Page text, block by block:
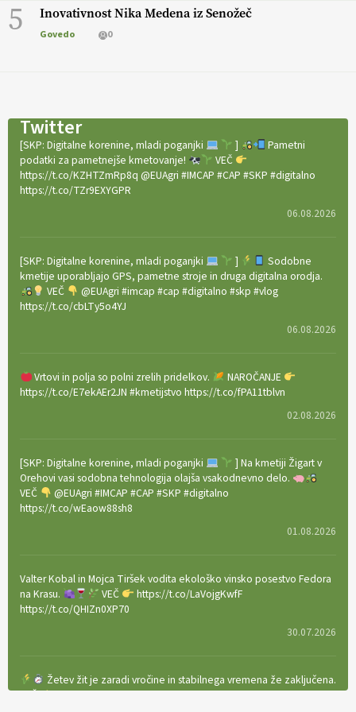
5 Inovativnost Nika Medena iz Senožeč
Govedo 0
Twitter
[SKP: Digitalne korenine, mladi poganjki ]
Pametni
podatki za pametnejše kmetovanje!
VEČ
https://t.co/KZHTZmRp8q @EUAgri #IMCAP #CAP #SKP #digitalno
https://t.co/TZr9EXYGPR
06.08.2026
[SKP: Digitalne korenine, mladi poganjki ]
Sodobne
kmetije uporabljajo GPS, pametne stroje in druga digitalna orodja.
VEČ
@EUAgri #imcap #cap #digitalno #skp #vlog
https://t.co/cbLTy5o4YJ
06.08.2026
Vrtovi in polja so polni zrelih pridelkov.
NAROČANJE
https://t.co/E7ekAEr2JN #kmetijstvo https://t.co/fPA11tblvn
02.08.2026
[SKP: Digitalne korenine, mladi poganjki
] Na kmetiji Žigart v
Orehovi vasi sodobna tehnologija olajša vsakodnevno delo.
VEČ
@EUAgri #IMCAP #CAP #SKP #digitalno
https://t.co/wEaow88sh8
01.08.2026
Valter Kobal in Mojca Tiršek vodita ekološko vinsko posestvo Fedora
na Krasu.
VEČ
https://t.co/LaVojgKwfF
https://t.co/QHIZn0XP70
30.07.2026
Žetev žit je zaradi vročine in stabilnega vremena že zaključena.
VEČ
https://t.co/bBWaIz6Hhh https://t.co/TtKoOF5ENS